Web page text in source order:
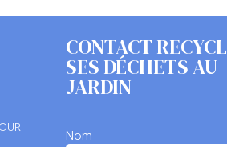
CONTACT
SES DÉCHETS AU
JARDIN
Nom